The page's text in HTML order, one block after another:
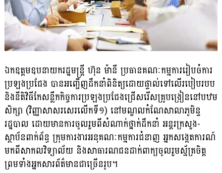
ឯកឧត្តមឧបនាយករដ្ឋមន្ត្រី ហ៊ុន ម៉ានី ប្រធានគណៈកម្មការរៀបចំការ
ប្រឡងប្រជែង បានអញ្ជើញដឹកនាំពិនិត្យដោយផ្ទាល់ទៅលើរបៀបរបប
និងនីតិវិធីកែសន្លឹកកិច្ចការប្រឡងប្រជែងជ្រើសរើសគ្រូបង្រៀននៅបឋម
សិក្សា (វិញ្ញាសាសរសេរលើកទី១) នៅមណ្ឌលកំណែសាលាភូមិន្ទ
រដ្ឋបាល ដោយមានការចូលរួមពីសំណាក់ថ្នាក់ដឹកនាំ អន្តរក្រសួង-
ស្ថាប័នពាក់ព័ន្ធ ក្រុមការងារអនុគណៈកម្មការជំនាញ អ្នកសង្កេតការណ៍
មកពីសាកលវិទ្យាល័យ និងសាធារណជនដាក់ពាក្យចូលរួមស្ម័គ្រចិត្ត
ព្រមទាំងអ្នកសារព័ត៌មានជាច្រើនរូប។